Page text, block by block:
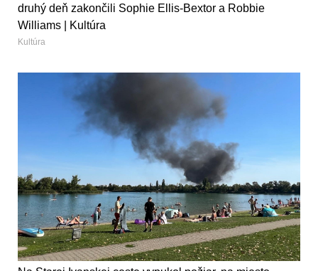
druhý deň zakončili Sophie Ellis-Bextor a Robbie
Williams | Kultúra
Kultúra